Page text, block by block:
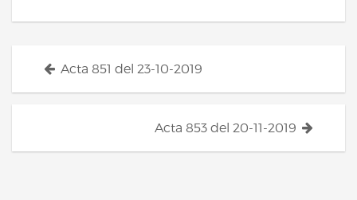
Navegación
entradas
Acta 851 del 23-10-2019
Acta 853 del 20-11-2019